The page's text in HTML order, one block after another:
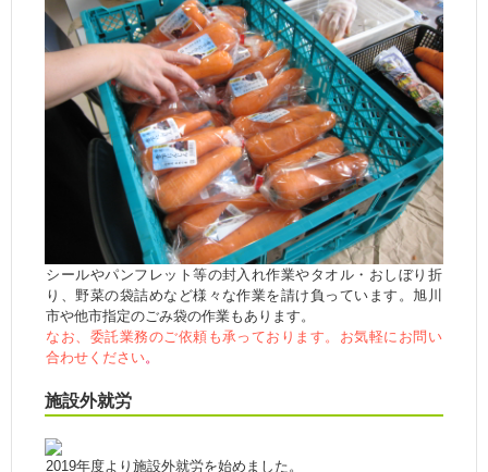
シールやパンフレット等の封入れ作業やタオル・おしぼり折
り、野菜の袋詰めなど様々な作業を請け負っています。旭川
市や他市指定のごみ袋の作業もあります。
なお、委託業務のご依頼も承っております。 お気軽にお問い
合わせください。
施設外就労
2019年度より施設外就労を始めました。